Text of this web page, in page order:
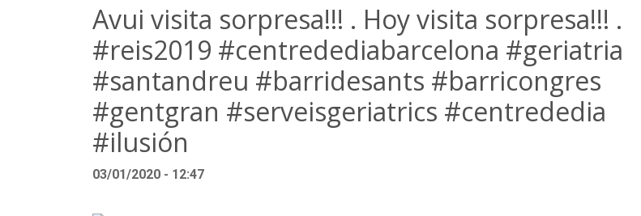
Avui visita sorpresa!!! . Hoy visita sorpresa!!! .
#reis2019 #centredediabarcelona #geriatria
#santandreu #barridesants #barricongres
#gentgran #serveisgeriatrics #centrededia
#ilusión
03/01/2020 - 12:47